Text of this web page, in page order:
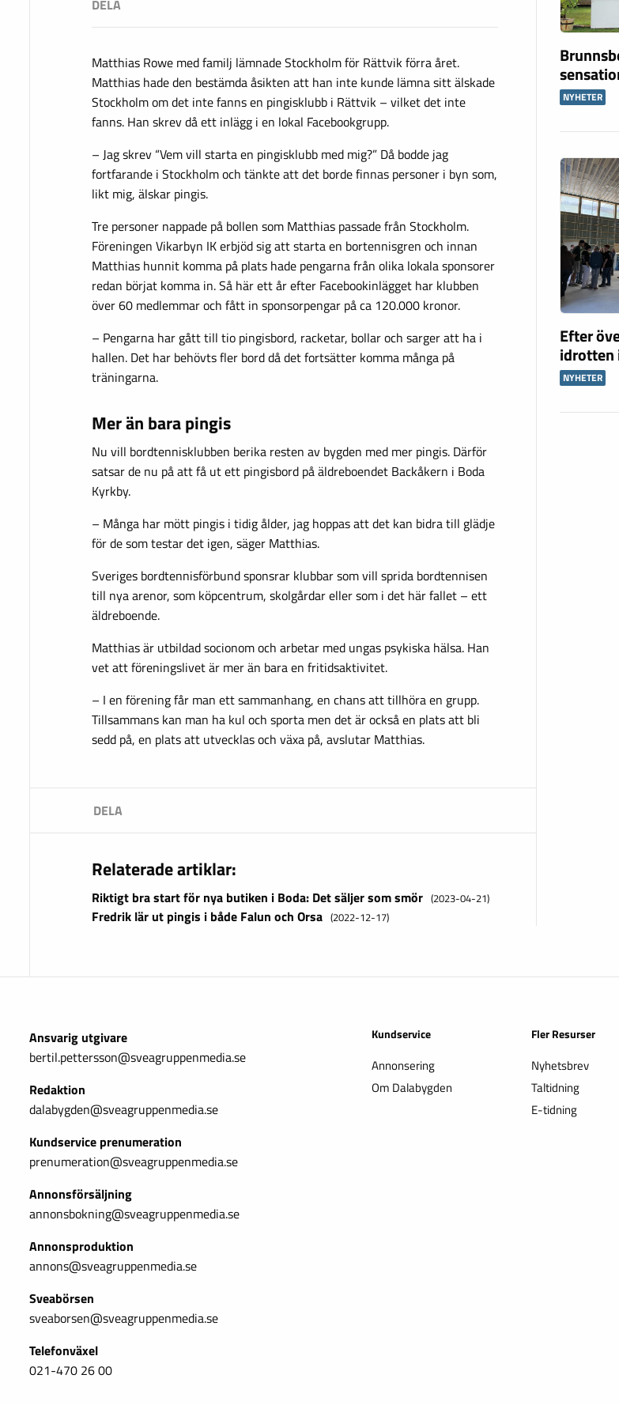
Matthias Rowe med familj lämnade Stockholm för Rättvik förra året.
Matthias hade den bestämda åsikten att han inte kunde lämna sitt älskade
Stockholm om det inte fanns en pingisklubb i Rättvik – vilket det inte
fanns. Han skrev då ett inlägg i en lokal Facebookgrupp.
– Jag skrev “Vem vill starta en pingisklubb med mig?” Då bodde jag
fortfarande i Stockholm och tänkte att det borde finnas personer i byn som,
likt mig, älskar pingis.
Tre personer nappade på bollen som Matthias passade från Stockholm.
Föreningen Vikarbyn IK erbjöd sig att starta en bortennisgren och innan
Matthias hunnit komma på plats hade pengarna från olika lokala sponsorer
redan börjat komma in. Så här ett år efter Facebookinlägget har klubben
över 60 medlemmar och fått in sponsorpengar på ca 120.000 kronor.
– Pengarna har gått till tio pingisbord, racketar, bollar och sarger att ha i
hallen. Det har behövts fler bord då det fortsätter komma många på
träningarna.
Mer än bara pingis
Nu vill bordtennisklubben berika resten av bygden med mer pingis. Därför
satsar de nu på att få ut ett pingisbord på äldreboendet Backåkern i Boda
Kyrkby.
– Många har mött pingis i tidig ålder, jag hoppas att det kan bidra till glädje
för de som testar det igen, säger Matthias.
Sveriges bordtennisförbund sponsrar klubbar som vill sprida bordtennisen
till nya arenor, som köpcentrum, skolgårdar eller som i det här fallet – ett
äldreboende.
Matthias är utbildad socionom och arbetar med ungas psykiska hälsa. Han
vet att föreningslivet är mer än bara en fritidsaktivitet.
– I en förening får man ett sammanhang, en chans att tillhöra en grupp.
Tillsammans kan man ha kul och sporta men det är också en plats att bli
sedd på, en plats att utvecklas och växa på, avslutar Matthias.
Relaterade artiklar:
Riktigt bra start för nya butiken i Boda: Det säljer som smör (2023-04-21)
Fredrik lär ut pingis i både Falun och Orsa (2022-12-17)
NYHETER
Efter
idrotten
NYHETER
Ansvarig utgivare
bertil.pettersson@sveagruppenmedia.se
Redaktion
dalabygden@sveagruppenmedia.se
Kundservice prenumeration
prenumeration@sveagruppenmedia.se
Annonsförsäljning
annonsbokning@sveagruppenmedia.se
Annonsproduktion
annons@sveagruppenmedia.se
Sveabörsen
sveaborsen@sveagruppenmedia.se
Telefonväxel
021-470 26 00
Kundservice
Annonsering
Om Dalabygden
Fler Resurser
Nyhetsbrev
Taltidning
E-tidning